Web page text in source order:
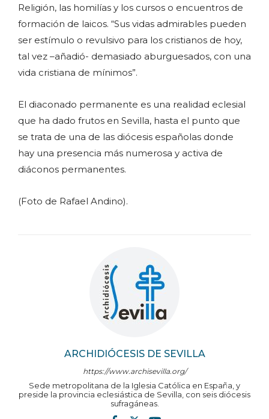
ARCHIDIÓCESIS DE SEVILLA
https://www.archisevilla.org/
Sede metropolitana de la Iglesia Católica en España, y
preside la provincia eclesiástica de Sevilla, con seis diócesis
sufragáneas.
Religión, las homilías y los cursos o encuentros de
formación de laicos. “Sus vidas admirables pueden
ser estímulo o revulsivo para los cristianos de hoy,
tal vez –añadió- demasiado aburguesados, con una
vida cristiana de mínimos”.
El diaconado permanente es una realidad eclesial
que ha dado frutos en Sevilla, hasta el punto que
se trata de una de las diócesis españolas donde
hay una presencia más numerosa y activa de
diáconos permanentes.
(Foto de Rafael Andino).